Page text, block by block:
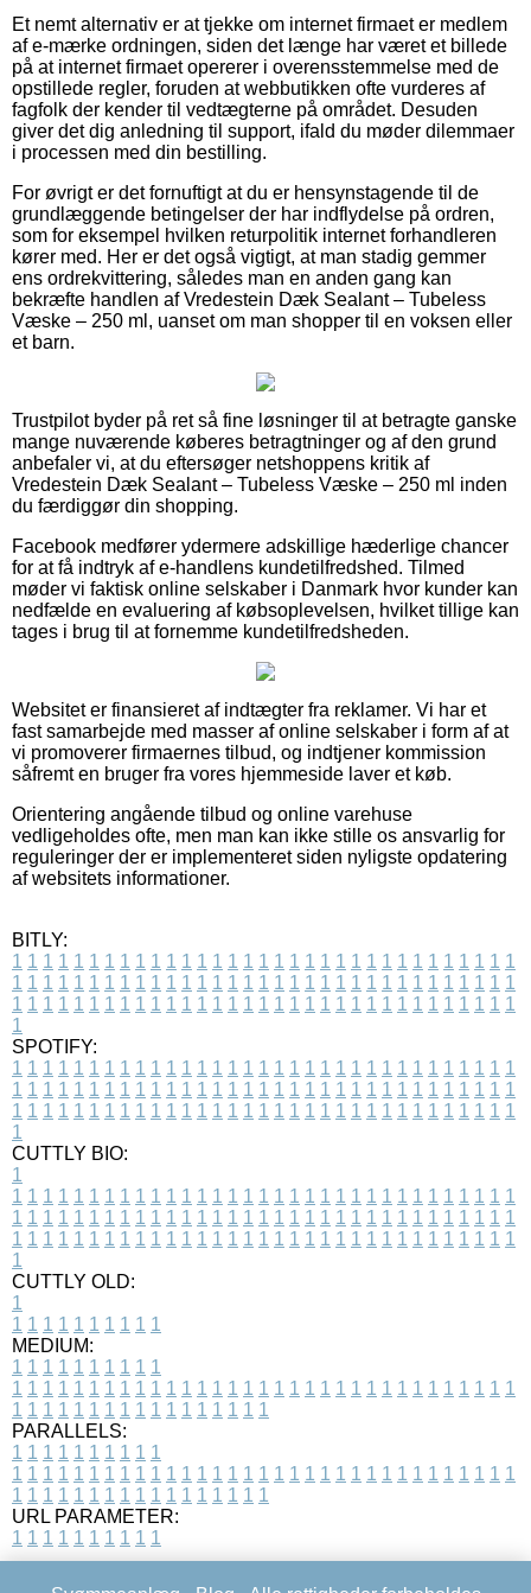
Et nemt alternativ er at tjekke om internet firmaet er medlem
af e-mærke ordningen, siden det længe har været et billede
på at internet firmaet opererer i overensstemmelse med de
opstillede regler, foruden at webbutikken ofte vurderes af
fagfolk der kender til vedtægterne på området. Desuden
giver det dig anledning til support, ifald du møder dilemmaer
i processen med din bestilling.
For øvrigt er det fornuftigt at du er hensynstagende til de
grundlæggende betingelser der har indflydelse på ordren,
som for eksempel hvilken returpolitik internet forhandleren
kører med. Her er det også vigtigt, at man stadig gemmer
ens ordrekvittering, således man en anden gang kan
bekræfte handlen af Vredestein Dæk Sealant – Tubeless
Væske – 250 ml, uanset om man shopper til en voksen eller
et barn.
Trustpilot byder på ret så fine løsninger til at betragte ganske
mange nuværende køberes betragtninger og af den grund
anbefaler vi, at du eftersøger netshoppens kritik af
Vredestein Dæk Sealant – Tubeless Væske – 250 ml inden
du færdiggør din shopping.
Facebook medfører ydermere adskillige hæderlige chancer
for at få indtryk af e-handlens kundetilfredshed. Tilmed
møder vi faktisk online selskaber i Danmark hvor kunder kan
nedfælde en evaluering af købsoplevelsen, hvilket tillige kan
tages i brug til at fornemme kundetilfredsheden.
Websitet er finansieret af indtægter fra reklamer. Vi har et
fast samarbejde med masser af online selskaber i form af at
vi promoverer firmaernes tilbud, og indtjener kommission
såfremt en bruger fra vores hjemmeside laver et køb.
Orientering angående tilbud og online varehuse
vedligeholdes ofte, men man kan ikke stille os ansvarlig for
reguleringer der er implementeret siden nyligste opdatering
af websitets informationer.
BITLY:
1 1 1 1 1 1 1 1 1 1 1 1 1 1 1 1 1 1 1 1 1 1 1 1 1 1 1 1 1 1 1 1 1
1 1 1 1 1 1 1 1 1 1 1 1 1 1 1 1 1 1 1 1 1 1 1 1 1 1 1 1 1 1 1 1 1
1 1 1 1 1 1 1 1 1 1 1 1 1 1 1 1 1 1 1 1 1 1 1 1 1 1 1 1 1 1 1 1 1
1
SPOTIFY:
1 1 1 1 1 1 1 1 1 1 1 1 1 1 1 1 1 1 1 1 1 1 1 1 1 1 1 1 1 1 1 1 1
1 1 1 1 1 1 1 1 1 1 1 1 1 1 1 1 1 1 1 1 1 1 1 1 1 1 1 1 1 1 1 1 1
1 1 1 1 1 1 1 1 1 1 1 1 1 1 1 1 1 1 1 1 1 1 1 1 1 1 1 1 1 1 1 1 1
1
CUTTLY BIO:
1
1 1 1 1 1 1 1 1 1 1 1 1 1 1 1 1 1 1 1 1 1 1 1 1 1 1 1 1 1 1 1 1 1
1 1 1 1 1 1 1 1 1 1 1 1 1 1 1 1 1 1 1 1 1 1 1 1 1 1 1 1 1 1 1 1 1
1 1 1 1 1 1 1 1 1 1 1 1 1 1 1 1 1 1 1 1 1 1 1 1 1 1 1 1 1 1 1 1 1
1
CUTTLY OLD:
1
1 1 1 1 1 1 1 1 1 1
MEDIUM:
1 1 1 1 1 1 1 1 1 1
1 1 1 1 1 1 1 1 1 1 1 1 1 1 1 1 1 1 1 1 1 1 1 1 1 1 1 1 1 1 1 1 1
1 1 1 1 1 1 1 1 1 1 1 1 1 1 1 1 1
PARALLELS:
1 1 1 1 1 1 1 1 1 1
1 1 1 1 1 1 1 1 1 1 1 1 1 1 1 1 1 1 1 1 1 1 1 1 1 1 1 1 1 1 1 1 1
1 1 1 1 1 1 1 1 1 1 1 1 1 1 1 1 1
URL PARAMETER:
1 1 1 1 1 1 1 1 1 1